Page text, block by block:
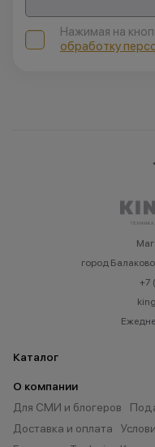
Нажимая на
обработку
город
+7
Каталог
О компании
Для СМИ и блогеров
Доставка и оплата